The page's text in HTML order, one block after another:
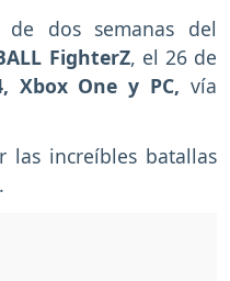
dos semanas del
FighterZ, el 26 de
Xbox One y PC, vía
las increíbles batallas